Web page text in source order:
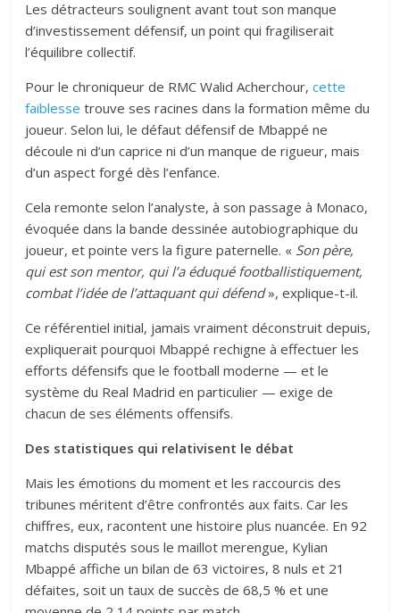
Les détracteurs soulignent avant tout son manque
d’investissement défensif, un point qui fragiliserait
l’équilibre collectif.
Pour le chroniqueur de RMC Walid Acherchour,cette
faiblesse trouve ses racines dans la formation même du
joueur. Selon lui, le défaut défensif de Mbappé ne
découle ni d’un caprice ni d’un manque de rigueur, mais
d’un aspect forgé dès l’enfance.
Cela remonte selon l’analyste, à son passage à Monaco,
évoquée dans la bande dessinée autobiographique du
joueur, et pointe vers la figure paternelle. « Son père,
qui est son mentor, qui l’a éduqué footballistiquement,
combat l’idée de l’attaquant qui défend», explique-t-il.
Ce référentiel initial, jamais vraiment déconstruit depuis,
expliquerait pourquoi Mbappé rechigne à effectuer les
efforts défensifs que le football moderne — et le
système du Real Madrid en particulier — exige de
chacun de ses éléments offensifs.
Des statistiques qui relativisent le débat
Mais les émotions du moment et les raccourcis des
tribunes méritent d’être confrontés aux faits. Car les
chiffres, eux, racontent une histoire plus nuancée. En 92
matchs disputés sous le maillot merengue, Kylian
Mbappé affiche un bilan de 63 victoires, 8 nuls et 21
défaites, soit un taux de succès de 68,5 % et une